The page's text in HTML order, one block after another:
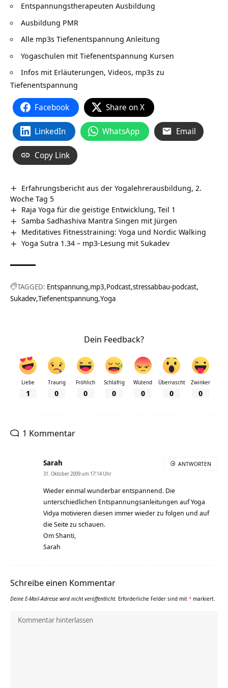
Entspannungstherapeuten Ausbildung
Ausbildung PMR
Alle mp3s Tiefenentspannung Anleitung
Yogaschulen mit Tiefenentspannung Kursen
Infos mit Erläuterungen, Videos, mp3s zu
Tiefenentspannung
Facebook Share on X
LinkedIn WhatsApp Email
Copy Link
Erfahrungsbericht aus der Yogalehrerausbildung, 2.
Woche Tag 5
Raja Yoga für die geistige Entwicklung, Teil 1
Samba Sadhashiva Mantra Singen mit Jürgen
Meditatives Fitnesstraining: Yoga und Nordic Walking
Yoga Sutra 1.34 – mp3-Lesung mit Sukadev
TAGGED: Entspannung mp3 Podcast stressabbau-podcast
Sukadev Tiefenentspannung Yoga
Dein Feedback?
Liebe
1
Traurig
0
Fröhlich
0
Schläfrig
0
Wütend
0
Überrascht
0
Zwinker
0
1 Kommentar
Sarah
31. Oktober 2009 um 17:14 Uhr
Wieder einmal wunderbar entspannend. Die
unterschiedlichen Entspannungsanleitungen auf Yoga
Vidya motivieren diesen immer wieder zu folgen und auf
die Seite zu schauen.
Om Shanti,
Sarah
ANTWORTEN
Schreibe einen Kommentar
Deine E-Mail-Adresse wird nicht veröffentlicht. Erforderliche Felder sind mit * markiert.